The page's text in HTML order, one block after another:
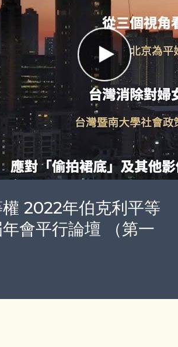
2022年伯克利平等
會平行論壇 （第一